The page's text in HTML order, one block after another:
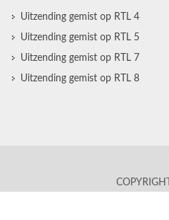
Uitzending gemist op RTL 4
Uitzending gemist op RTL 5
Uitzending gemist op RTL 7
Uitzending gemist op RTL 8